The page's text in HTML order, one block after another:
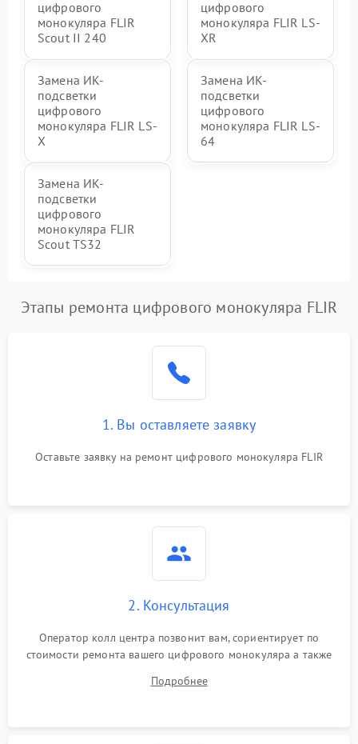
цифрового
монокуляра FLIR
Scout II 240
цифрового
монокуляра FLIR LS-
XR
Замена ИК-
подсветки
цифрового
монокуляра FLIR LS-
X
Замена ИК-
подсветки
цифрового
монокуляра FLIR LS-
64
Замена ИК-
подсветки
цифрового
монокуляра FLIR
Scout TS32
Этапы ремонта цифрового монокуляра FLIR
1. Вы оставляете заявку
Оставьте заявку на ремонт цифрового монокуляра FLIR
2. Консультация
Оператор колл центра позвонит вам, сориентирует по
стоимости ремонта вашего цифрового монокуляра а также
Подробнее